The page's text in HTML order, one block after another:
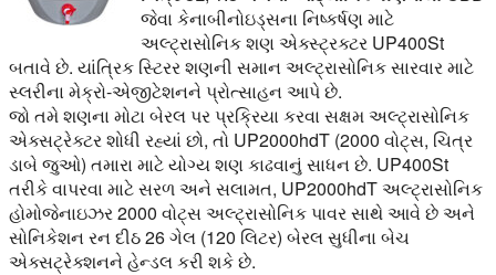
જેવા કેનાબીનોઇડ્સના નિષ્કર્ષણ માટે
અલ્ટ્રાસોનિક શણ એક્સ્ટ્રક્ટર UP400St
બતાવે છે. યાંત્રિક સ્ટિરર શણની સમાન અલ્ટ્રાસોનિક સારવાર માટે
સ્લરીના મેક્રો-એજીટેશનને પ્રોત્સાહન આપે છે.
જો તમે શણના મોટા બેરલ પર પ્રક્રિયા કરવા સક્ષમ અલ્ટ્રાસોનિક
એક્સટ્રેક્ટર શોધી રહ્યાં છો, તો UP2000hdT (2000 વોટ્સ, ચિત્ર
ડાબે જુઓ) તમારા માટે યોગ્ય શણ કાઢવાનું સાધન છે. UP400St
તરીકે વાપરવા માટે સરળ અને સલામત, UP2000hdT અલ્ટ્રાસોનિક
હોમોજેનાઇઝર 2000 વોટ્સ અલ્ટ્રાસોનિક પાવર સાથે આવે છે અને
સોનિકેશન રન દીઠ 26 ગેલ (120 લિટર) બેરલ સુધીના બેચ
એક્સટ્રેક્શનને હેન્ડલ કરી શકે છે.